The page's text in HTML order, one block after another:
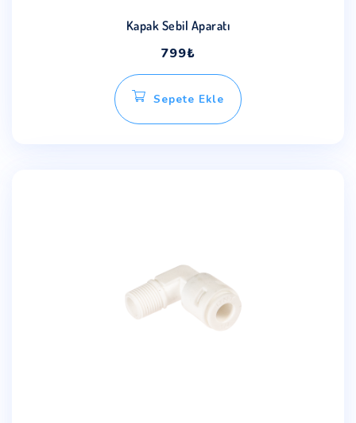
Kapak Sebil Aparatı
799₺
Sepete Ekle